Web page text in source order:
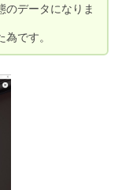
のデータになりま
です。